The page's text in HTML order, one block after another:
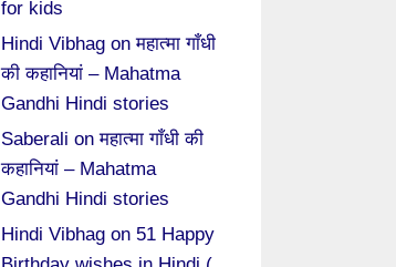
for kids
Hindi Vibhag onमहात्मा गाँधी
की कहानियां – Mahatma
Gandhi Hindi stories
Saberali onमहात्मा गाँधी की
कहानियां – Mahatma
Gandhi Hindi stories
Hindi Vibhag on 51 Happy